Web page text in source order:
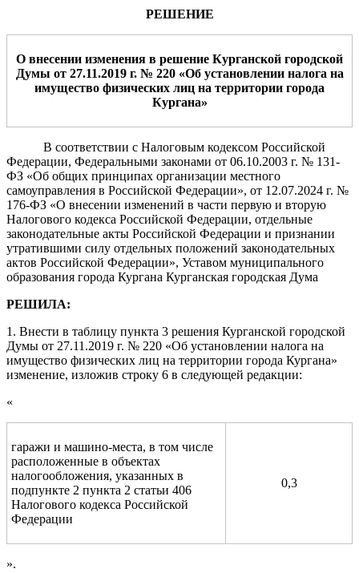
РЕШЕНИЕ
О внесении изменения в решение Курганской городской
Думы от 27.11.2019 г. № 220 «Об установлении налога на
имущество физических лиц на территории города
Кургана»
В соответствии с Налоговым кодексом Российской
Федерации, Федеральными законами от 06.10.2003 г. № 131-
ФЗ «Об общих принципах организации местного
самоуправления в Российской Федерации», от 12.07.2024 г. №
176-ФЗ «О внесении изменений в части первую и вторую
Налогового кодекса Российской Федерации, отдельные
законодательные акты Российской Федерации и признании
утратившими силу отдельных положений законодательных
актов Российской Федерации», Уставом муниципального
образования города Кургана Курганская городская Дума
РЕШИЛА:
1. Внести в таблицу пункта 3 решения Курганской городской
Думы от 27.11.2019 г. № 220 «Об установлении налога на
имущество физических лиц на территории города Кургана»
изменение, изложив строку 6 в следующей редакции:
«
гаражи и машино-места, в том числе
расположенные в объектах
налогообложения, указанных в
подпункте 2 пункта 2 статьи 406
Налогового кодекса Российской
Федерации
0,3
».